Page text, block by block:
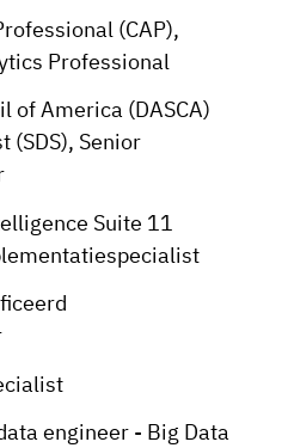
(CAP),
Professional
of America (DASCA)
(SDS), Senior
Suite 11
engineer - Big Data